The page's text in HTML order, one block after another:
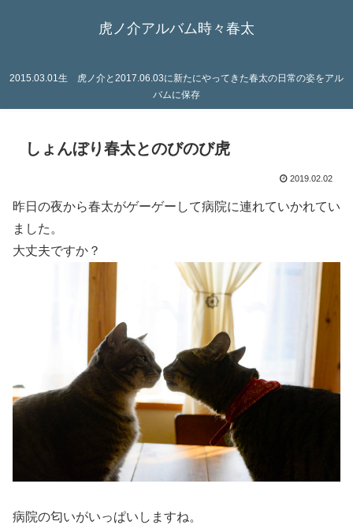
虎ノ介アルバム時々春太
2015.03.01生 虎ノ介と2017.06.03に新たにやってきた春太の日常の姿をアル
バムに保存
しょんぼり春太とのびのび虎
2019.02.02
昨日の夜から春太がゲーゲーして病院に連れていかれてい
ました。
大丈夫ですか？
病院の匂いがいっぱいしますね。